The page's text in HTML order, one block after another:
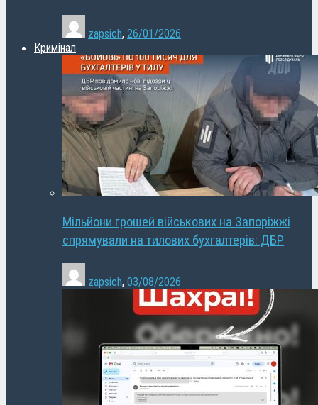
zapsich, 26/01/2026
Кримінал
Мільйони грошей військових на Запоріжжі
спрямували на тилових бухгалтерів: ДБР
zapsich, 03/08/2026